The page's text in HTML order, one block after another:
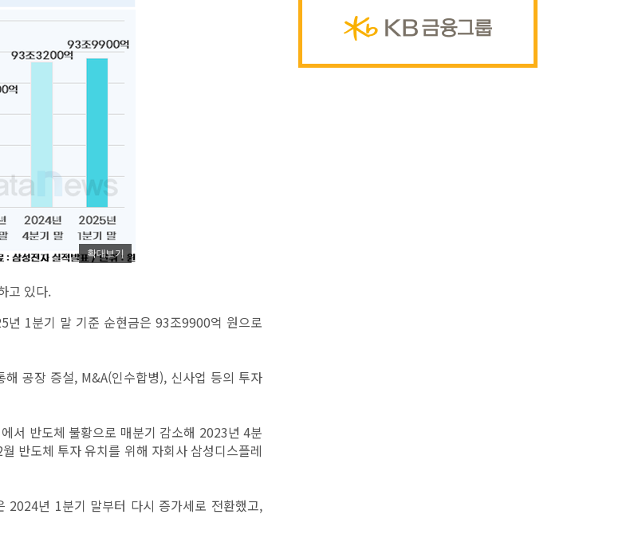
확대보기
고 있다.
년 1분기 말 기준 순현금은 93조9900억 원으로
공장 증설, M&A(인수합병), 신사업 등의 투자
서 반도체 불황으로 매분기 감소해 2023년 4분
반도체 투자 유치를 위해 자회사 삼성디스플레
2024년 1분기 말부터 다시 증가세로 전환했고,